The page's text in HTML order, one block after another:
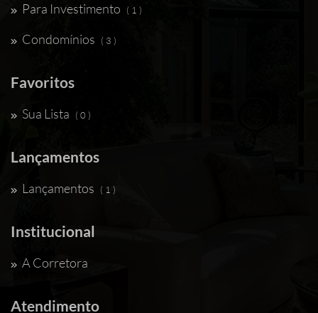
Para Investimento ( 1 )
Condomínios ( 3 )
Favoritos
Sua Lista ( 0 )
Lançamentos
Lançamentos ( 1 )
Institucional
A Corretora
Atendimento